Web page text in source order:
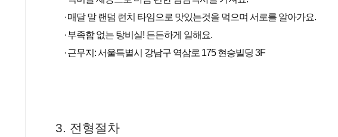
매달 말 랜덤 런치 타임으로 맛있는것을 먹으며 서로를 알아가요.
부족함 없는 탕비실! 든든하게 일해요.
근무지: 서울특별시 강남구 역삼로 175 현승빌딩 3F
3. 전형절차